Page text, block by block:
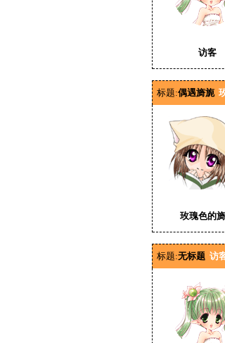
访客
标题:偶遇旖旎
玫瑰色的
标题:无标题 访